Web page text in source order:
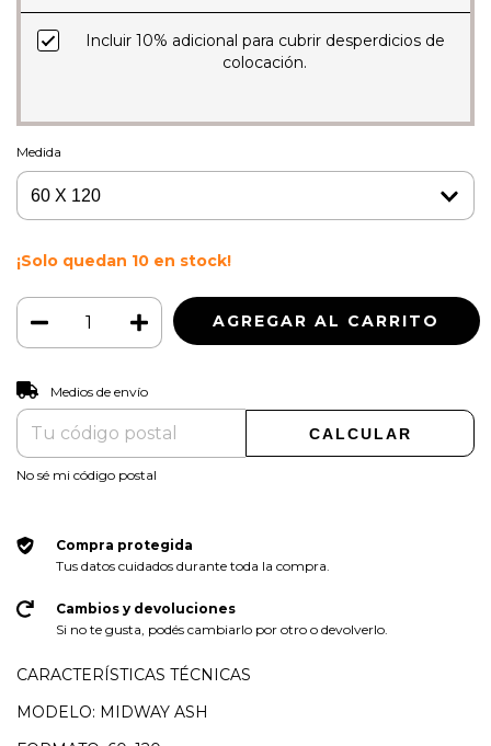
Incluir 10% adicional para cubrir desperdicios de
colocación.
Medida
¡Solo quedan 10 en stock!
Entregas para el CP:
Medios de envío
CALCULAR
No sé mi código postal
Compra protegida
Tus datos cuidados durante toda la compra.
Cambios y devoluciones
Si no te gusta, podés cambiarlo por otro o devolverlo.
CARACTERÍSTICAS TÉCNICAS
MODELO: MIDWAY ASH